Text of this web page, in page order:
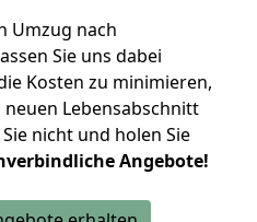
Umzug nach
Sie uns dabei
Kosten zu minimieren,
Lebensabschnitt
nicht und holen Sie
Angebote!